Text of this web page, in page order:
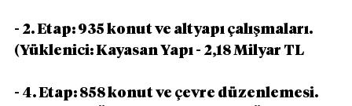
- 2. Etap: 935 konut ve altyapı çalışmaları.
(Yüklenici: Kayasan Yapı - 2,18 Milyar TL
- 4. Etap: 858 konut ve çevre düzenlemesi.